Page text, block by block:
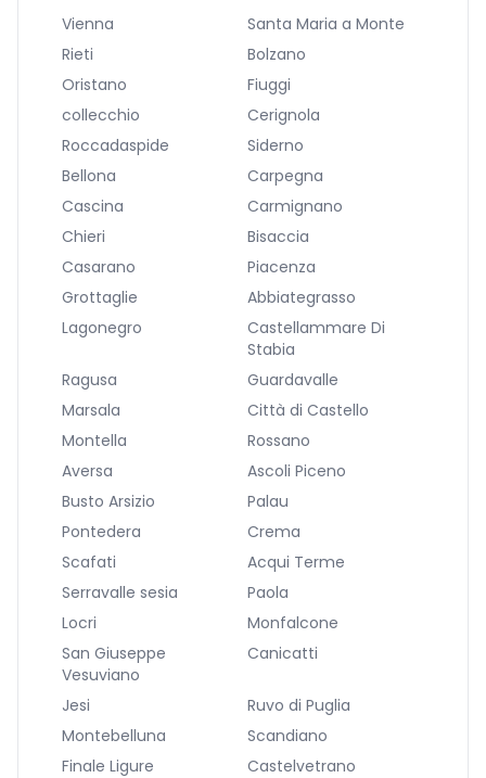
Vienna
Santa Maria a Monte
Rieti
Bolzano
Oristano
Fiuggi
collecchio
Cerignola
Roccadaspide
Siderno
Bellona
Carpegna
Cascina
Carmignano
Chieri
Bisaccia
Casarano
Piacenza
Grottaglie
Abbiategrasso
Lagonegro
Castellammare Di
Stabia
Ragusa
Guardavalle
Marsala
Città di Castello
Montella
Rossano
Aversa
Ascoli Piceno
Busto Arsizio
Palau
Pontedera
Crema
Scafati
Acqui Terme
Serravalle sesia
Paola
Locri
Monfalcone
San Giuseppe
Vesuviano
Canicatti
Jesi
Ruvo di Puglia
Montebelluna
Scandiano
Finale Ligure
Castelvetrano